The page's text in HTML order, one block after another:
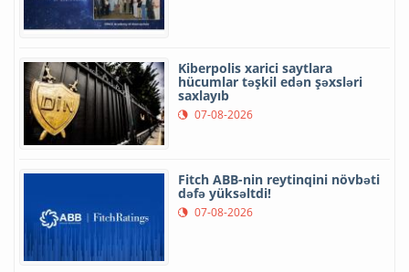
Kiberpolis xarici saytlara
hücumlar təşkil edən şəxsləri
saxlayıb
07-08-2026
Fitch ABB-nin reytinqini növbəti
dəfə yüksəltdi!
07-08-2026